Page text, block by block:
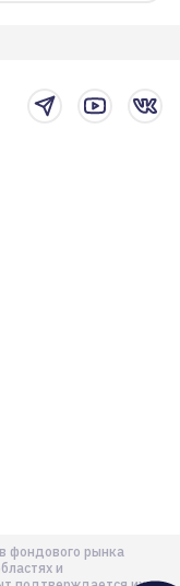
фондового рынка
и